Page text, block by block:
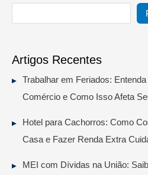
Artigos Recentes
Trabalhar em Feriados:
Comércio e Como Isso Afeta
Hotel para Cachorros: Como
Casa e Fazer Renda Extra
MEI com Dívidas na União: